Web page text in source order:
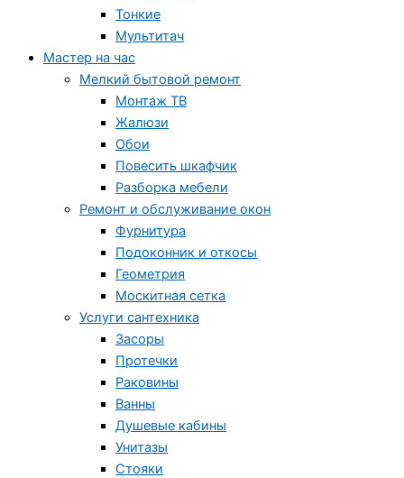
Тонкие
Мультитач
Мастер на час
Мелкий бытовой ремонт
Монтаж ТВ
Жалюзи
Обои
Повесить шкафчик
Разборка мебели
Ремонт и обслуживание окон
Фурнитура
Подоконник и откосы
Геометрия
Москитная сетка
Услуги сантехника
Засоры
Протечки
Раковины
Ванны
Душевые кабины
Унитазы
Стояки